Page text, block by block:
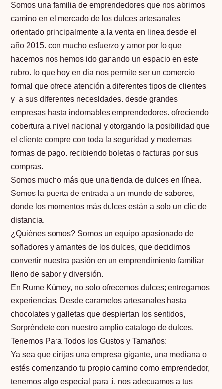
Somos una familia de emprendedores que nos abrimos
camino en el mercado de los dulces artesanales
orientado principalmente a la venta en linea desde el
año 2015. con mucho esfuerzo y amor por lo que
hacemos nos hemos ido ganando un espacio en este
rubro. lo que hoy en dia nos permite ser un comercio
formal que ofrece atención a diferentes tipos de clientes
y a sus diferentes necesidades. desde grandes
empresas hasta indomables emprendedores. ofreciendo
cobertura a nivel nacional y otorgando la posibilidad que
el cliente compre con toda la seguridad y modernas
formas de pago. recibiendo boletas o facturas por sus
compras.
Somos mucho más que una tienda de dulces en línea.
Somos la puerta de entrada a un mundo de sabores,
donde los momentos más dulces están a solo un clic de
distancia.
¿Quiénes somos? Somos un equipo apasionado de
soñadores y amantes de los dulces, que decidimos
convertir nuestra pasión en un emprendimiento familiar
lleno de sabor y diversión.
En Rume Kümey, no solo ofrecemos dulces; entregamos
experiencias. Desde caramelos artesanales hasta
chocolates y galletas que despiertan los sentidos,
Sorpréndete con nuestro amplio catalogo de dulces.
Tenemos Para Todos los Gustos y Tamaños:
Ya sea que dirijas una empresa gigante, una mediana o
estés comenzando tu propio camino como emprendedor,
tenemos algo especial para ti. nos adecuamos a tus